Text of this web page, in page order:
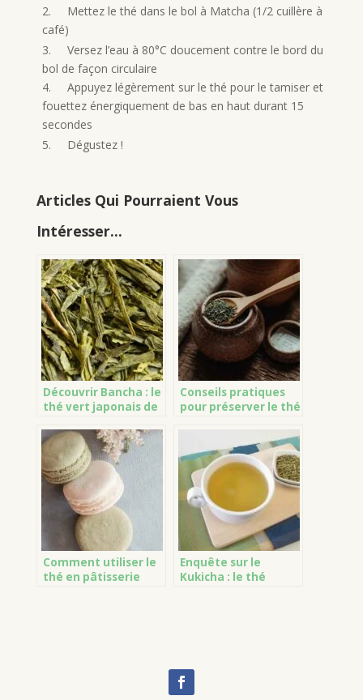
2. Mettez le thé dans le bol à Matcha (1/2 cuillère à
café)
3. Versez l’eau à 80°C doucement contre le bord du
bol de façon circulaire
4. Appuyez légèrement sur le thé pour le tamiser et
fouettez énergiquement de bas en haut durant 15
secondes
5. Dégustez !
Articles Qui Pourraient Vous
Intéresser...
Découvrir Bancha : le
thé vert japonais de
Conseils pratiques
pour préserver le thé
Comment utiliser le
thé en pâtisserie
Enquête sur le
Kukicha : le thé